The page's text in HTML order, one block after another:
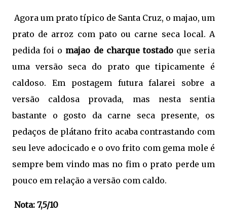
Agora um prato típico de Santa Cruz, o majao, um
prato de arroz com pato ou carne seca local. A
pedida foi o majao de charque tostadoque seria
uma versão seca do prato que tipicamente é
caldoso. Em postagem futura falarei sobre a
versão caldosa provada, mas nesta sentia
bastante o gosto da carne seca presente, os
pedaços de plátano frito acaba contrastando com
seu leve adocicado e o ovo frito com gema mole é
sempre bem vindo mas no fim o prato perde um
pouco em relação a versão com caldo.
Nota: 7,5/10